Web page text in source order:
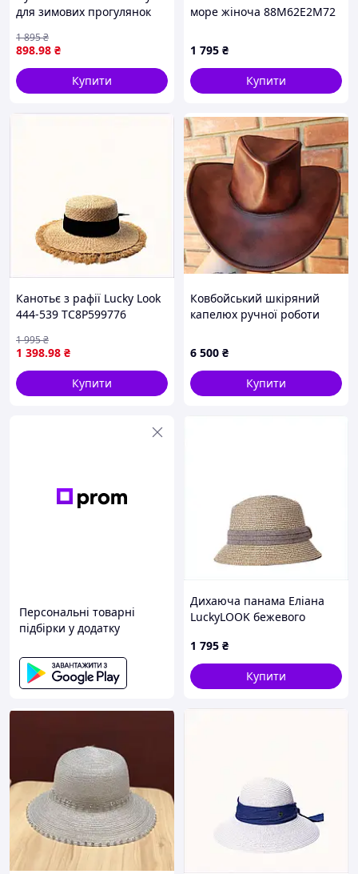
для зимових прогулянок
898.98 ₴
1 895₴
Купити
море жіноча 88M62E2M72
1 795 ₴
Купити
Канотьє з рафії Lucky Look
444-539 TC8P599776
1 398.98 ₴
1 995₴
Купити
Ковбойський шкіряний
капелюх ручної роботи
6 500 ₴
Купити
Персональні товарні
підбірки у додатку
Дихаюча панама Еліана
LuckyLOOK бежевого
1 795 ₴
Купити